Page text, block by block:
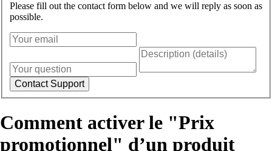
Please fill out the contact form below and we will reply as soon as
possible.
Comment activer le "Prix
promotionnel" d’un produit